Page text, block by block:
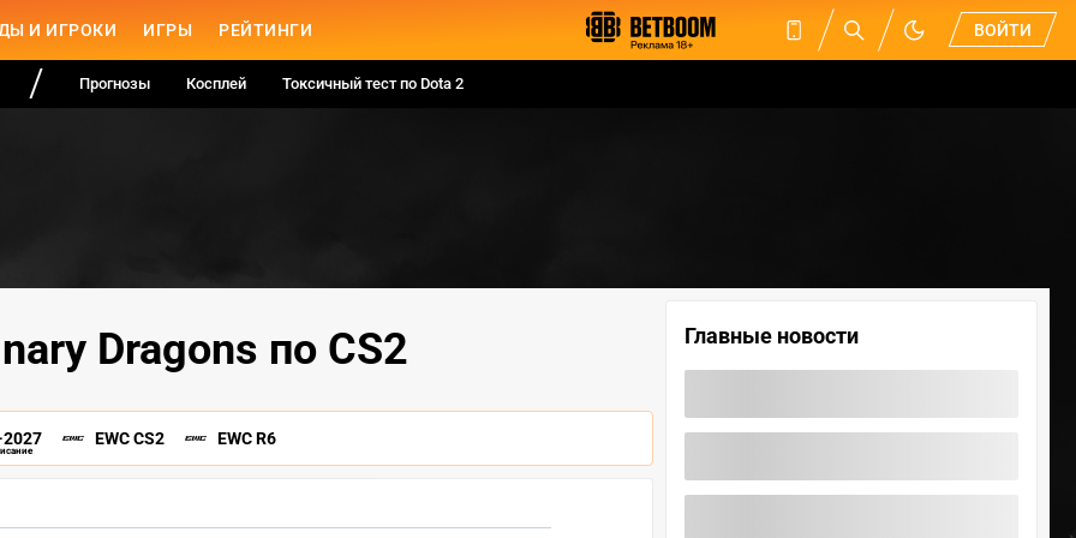
И ИГРОКИ ИГРЫ РЕЙТИНГИ ВОЙТИ
Прогнозы Косплей Токсичный тест по Dota 2
Dragons по CS2
EWC CS2 EWC R6
Главные новости